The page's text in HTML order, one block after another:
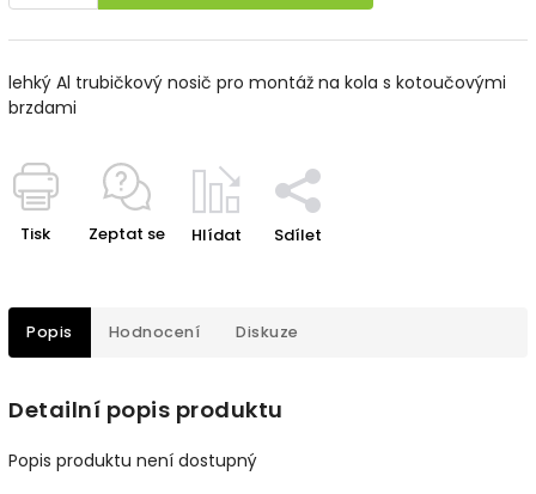
lehký Al trubičkový nosič pro montáž na kola s kotoučovými
brzdami
Tisk Zeptat se Hlídat Sdílet
Popis Hodnocení Diskuze
Detailní popis produktu
Popis produktu není dostupný